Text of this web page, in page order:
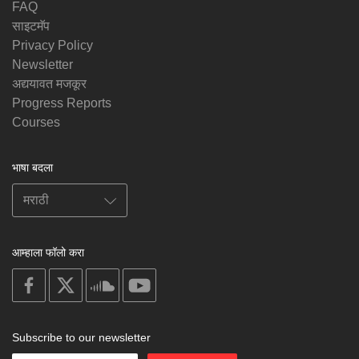
FAQ
साइटमॅप
Privacy Policy
Newsletter
अद्ययावत मजकूर
Progress Reports
Courses
भाषा बदला
आम्हाला फॉलो करा
on
facebook
soundcloud
Subscribe to our newsletter